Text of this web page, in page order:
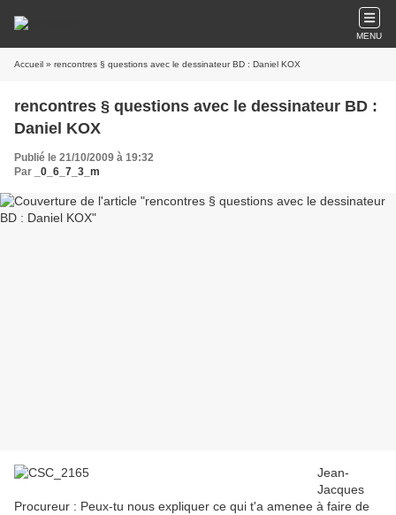
MENU
Accueil » rencontres § questions avec le dessinateur BD : Daniel KOX
rencontres § questions avec le dessinateur BD :
Daniel KOX
Publié le 21/10/2009 à 19:32
Par
_0_6_7_3_m
Jean-
Jacques
Procureur : Peux-tu nous expliquer ce qui t'a amenee à faire de